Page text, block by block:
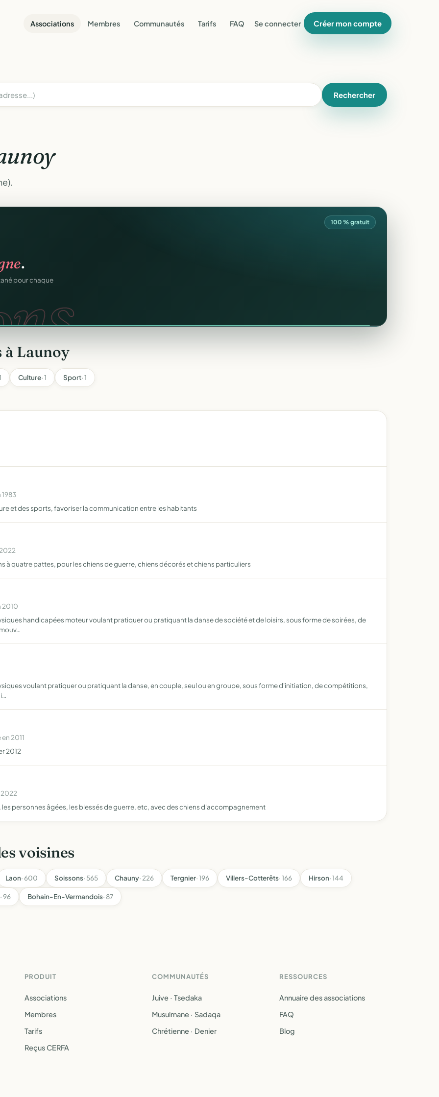
Associations Membres Communautés Tarifs FAQ Se connecter Créer mon compte
Rechercher
100 % gratuit
membres.
— fini les
.
pour chaque
à Launoy
Culture· 1 Sport· 1
et des sports, favoriser la communication entre les habitants
à quatre pattes, pour les chiens de guerre, chiens décorés et chiens particuliers
2010
handicapées moteur voulant pratiquer ou pratiquant la danse de société et de loisirs, sous forme de soirées, de
voulant pratiquer ou pratiquant la danse, en couple, seul ou en groupe, sous forme d'initiation, de compétitions,
2011
2012
2022
personnes âgées, les blessés de guerre, etc, avec des chiens d'accompagnement
voisines
Laon· 600 Soissons· 565 Chauny· 226 Tergnier· 196 Villers-Cotterêts· 166 Hirson· 144
· 96 Bohain-En-Vermandois· 87
PRODUIT
Associations
Membres
Tarifs
Reçus CERFA
COMMUNAUTÉS
Juive · Tsedaka
Musulmane · Sadaqa
Chrétienne · Denier
RESSOURCES
Annuaire des associations
FAQ
Blog